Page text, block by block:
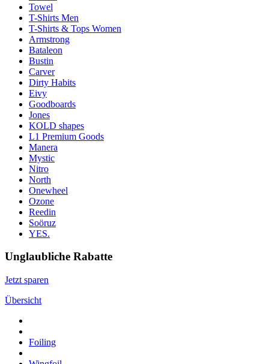
Towel
T-Shirts Men
T-Shirts & Tops Women
Armstrong
Bataleon
Bustin
Carver
Dirty Habits
Eivy
Goodboards
Jones
KOLD shapes
L1 Premium Goods
Manera
Mystic
Nitro
North
Onewheel
Ozone
Reedin
Soöruz
YES.
Unglaubliche Rabatte
Jetzt sparen
Übersicht
Foiling